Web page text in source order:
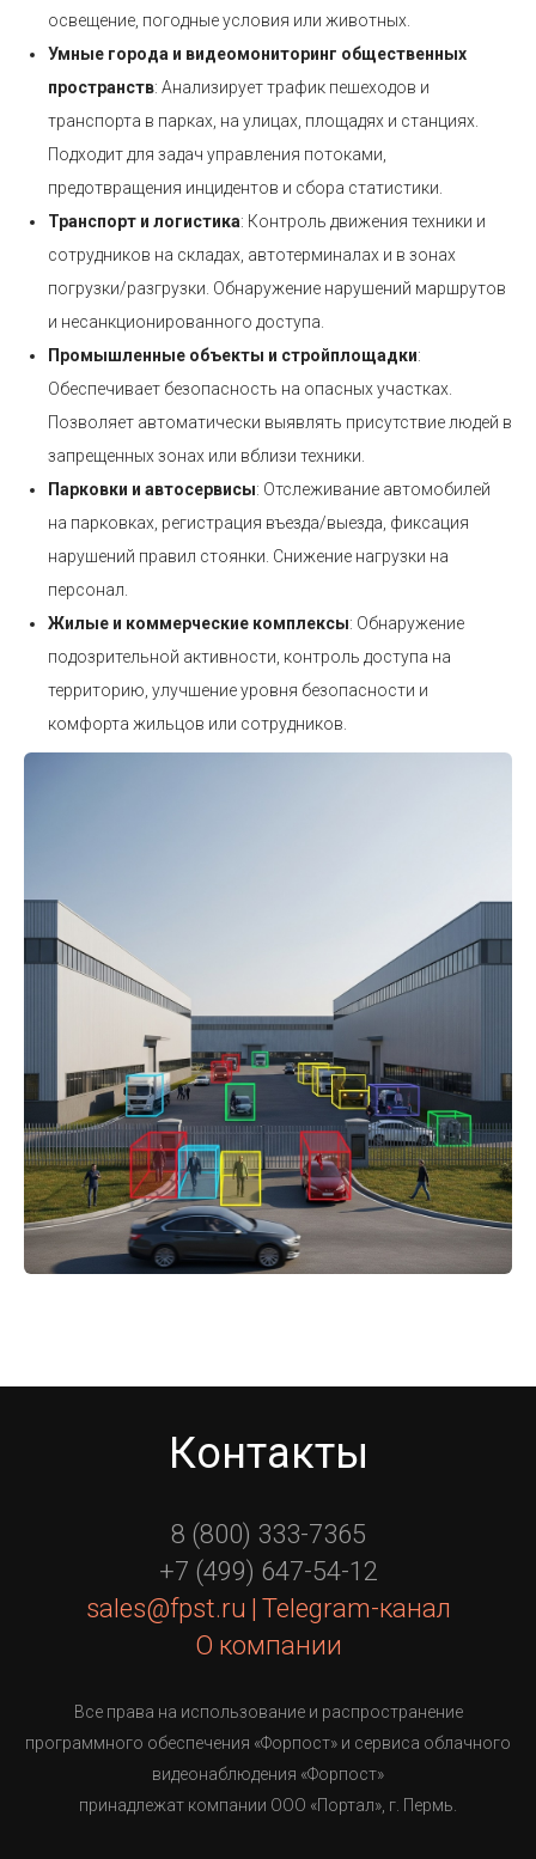
освещение, погодные условия или животных.
Умные города и видеомониторинг общественных
пространств: Анализирует трафик пешеходов и
транспорта в парках, на улицах, площадях и станциях.
Подходит для задач управления потоками,
предотвращения инцидентов и сбора статистики.
Транспорт и логистика: Контроль движения техники и
сотрудников на складах, автотерминалах и в зонах
погрузки/разгрузки. Обнаружение нарушений маршрутов
и несанкционированного доступа.
Промышленные объекты и стройплощадки:
Обеспечивает безопасность на опасных участках.
Позволяет автоматически выявлять присутствие людей в
запрещенных зонах или вблизи техники.
Парковки и автосервисы: Отслеживание автомобилей
на парковках, регистрация въезда/выезда, фиксация
нарушений правил стоянки. Снижение нагрузки на
персонал.
Жилые и коммерческие комплексы: Обнаружение
подозрительной активности, контроль доступа на
территорию, улучшение уровня безопасности и
комфорта жильцов или сотрудников.
Контакты
8 (800) 333-7365
+7 (499) 647-54-12
sales@fpst.ru | Telegram-канал
О компании
Все права на использование и распространение
программного обеспечения «Форпост» и сервиса облачного
видеонаблюдения «Форпост»
принадлежат компании ООО «Портал», г. Пермь.